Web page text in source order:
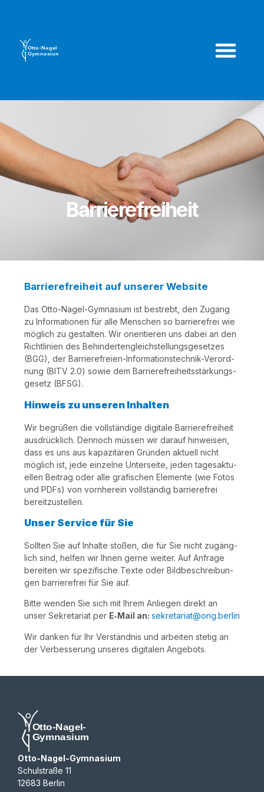
Barrierefreiheit
Barrierefreiheit auf unserer Website
Das Otto-Nagel-Gym­na­si­um ist bestrebt, den Zugang
zu Infor­ma­tio­nen für alle Men­schen so bar­rie­re­frei wie
mög­lich zu gestal­ten. Wir ori­en­tie­ren uns dabei an den
Richt­li­ni­en des Behin­der­ten­gleich­stel­lungs­ge­set­zes
(BGG), der Bar­rie­re­frei­en-Infor­ma­ti­ons­tech­nik-Ver­ord­
nung (BITV 2.0) sowie dem Bar­rie­re­frei­heits­stär­kungs­
ge­setz (BFSG).
Hinweis zu unseren Inhalten
Wir begrü­ßen die voll­stän­di­ge digi­ta­le Bar­rie­re­frei­heit
aus­drück­lich. Den­noch müs­sen wir dar­auf hin­wei­sen,
dass es uns aus kapa­zi­tä­ren Grün­den aktu­ell nicht
mög­lich ist, jede ein­zel­ne Unter­sei­te, jeden tages­ak­tu­
el­len Bei­trag oder alle gra­fi­schen Ele­men­te (wie Fotos
und PDFs) von vorn­her­ein voll­stän­dig bar­rie­re­frei
bereitzustellen.
Unser Service für Sie
Soll­ten Sie auf Inhal­te sto­ßen, die für Sie nicht zugäng­
lich sind, hel­fen wir Ihnen ger­ne wei­ter. Auf Anfra­ge
berei­ten wir spe­zi­fi­sche Tex­te oder Bild­be­schrei­bun­
gen bar­rie­re­frei für Sie auf.
Bit­te wen­den Sie sich mit Ihrem Anlie­gen direkt an
unser Sekre­ta­ri­at per E‑Mail an: sekretariat@ong.berlin
Wir dan­ken für Ihr Ver­ständ­nis und arbei­ten ste­tig an
der Ver­bes­se­rung unse­res digi­ta­len Angebots.
Otto-Nagel-Gymnasium
Schulstraße 11
12683 Berlin